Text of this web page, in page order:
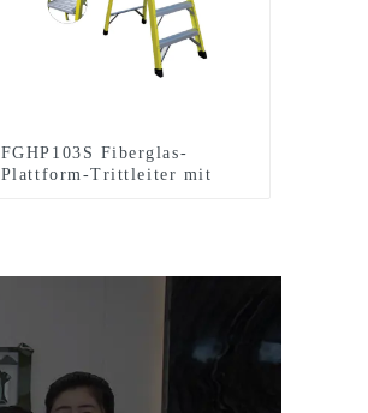
FGHP103S Fiberglas-
Plattform-Trittleiter mit